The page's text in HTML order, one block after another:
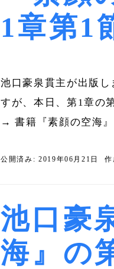
1章第1
池口豪泉貫主が出版
すが、本日、第1章の
→ 書籍『素顔の空海』
公開済み: 2019年06月21日
池口豪
海』の